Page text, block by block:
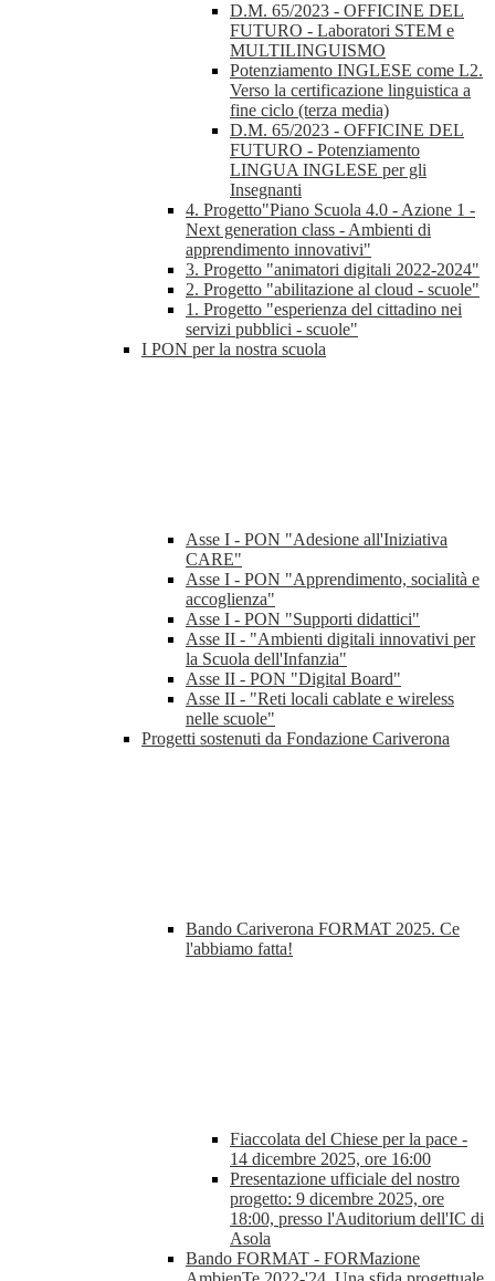
D.M. 65/2023 - OFFICINE DEL
FUTURO - Laboratori STEM e
MULTILINGUISMO
Potenziamento INGLESE come L2.
Verso la certificazione linguistica a
fine ciclo (terza media)
D.M. 65/2023 - OFFICINE DEL
FUTURO - Potenziamento
LINGUA INGLESE per gli
Insegnanti
4. Progetto"Piano Scuola 4.0 - Azione 1 -
Next generation class - Ambienti di
apprendimento innovativi"
3. Progetto "animatori digitali 2022-2024"
2. Progetto "abilitazione al cloud - scuole"
1. Progetto "esperienza del cittadino nei
servizi pubblici - scuole"
I PON per la nostra scuola
Asse I - PON "Adesione all'Iniziativa
CARE"
Asse I - PON "Apprendimento, socialità e
accoglienza"
Asse I - PON "Supporti didattici"
Asse II - "Ambienti digitali innovativi per
la Scuola dell'Infanzia"
Asse II - PON "Digital Board"
Asse II - "Reti locali cablate e wireless
nelle scuole"
Progetti sostenuti da Fondazione Cariverona
Bando Cariverona FORMAT 2025. Ce
l'abbiamo fatta!
Fiaccolata del Chiese per la pace -
14 dicembre 2025, ore 16:00
Presentazione ufficiale del nostro
progetto: 9 dicembre 2025, ore
18:00, presso l'Auditorium dell'IC di
Asola
Bando FORMAT - FORMazione